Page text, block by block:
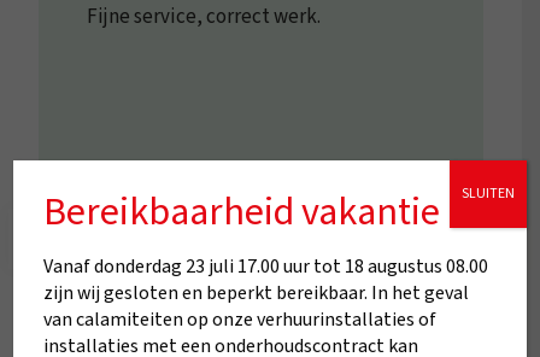
Fijne service, correct werk.
Bereikbaarheid vakantie
Vanaf donderdag 23 juli 17.00 uur tot 18 augustus 08.00
zijn wij gesloten en beperkt bereikbaar. In het geval
van calamiteiten op onze verhuurinstallaties of
installaties met een onderhoudscontract kan
SLUITEN